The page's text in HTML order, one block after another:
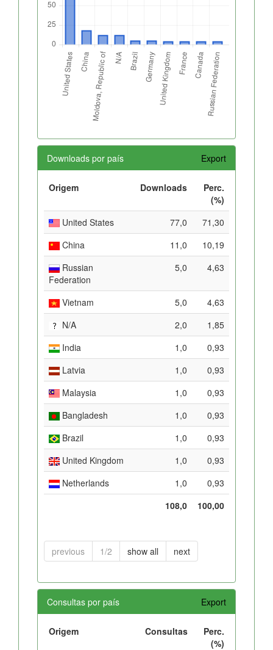
Downloads por país Export
Origem Downloads
Perc.
(%)
United States
77,0
71,30
China
11,0
10,19
Russian
Federation
5,0 4,63
Vietnam 5,0
4,63
N/A
2,0
1,85
India
1,0
0,93
Latvia
1,0
0,93
Malaysia
1,0
0,93
Bangladesh
1,0
0,93
Brazil
1,0
0,93
United Kingdom
1,0
0,93
Netherlands
1,0
0,93
108,0
100,00
previous 1/2 show all next
Consultas por país Export
Origem Consultas
Perc.
(%)